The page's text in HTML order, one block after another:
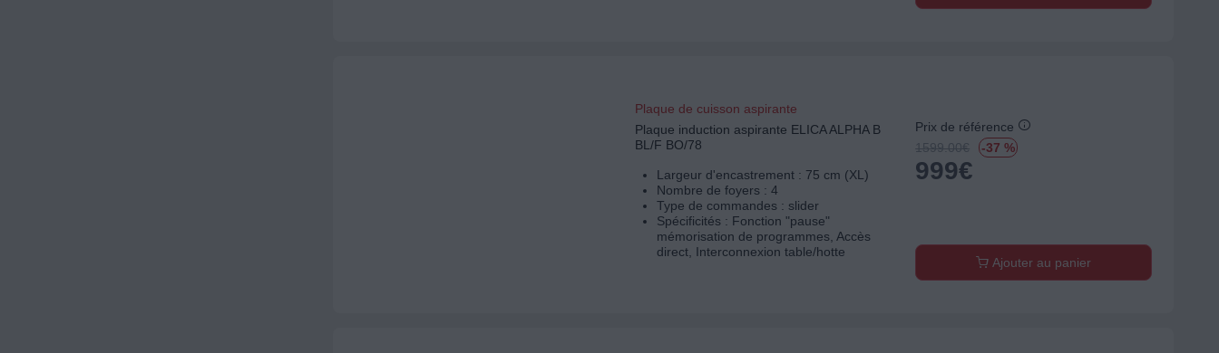
Plaque de cuisson aspirante
Plaque induction aspirante ELICA ALPHA B
BL/F BO/78
Largeur d'encastrement : 75 cm (XL)
Nombre de foyers : 4
Type de commandes : slider
Spécificités : Fonction "pause"
mémorisation de programmes, Accès
direct, Interconnexion table/hotte
Prix de référence
1599.00€ -37 %
999€
Ajouter au panier